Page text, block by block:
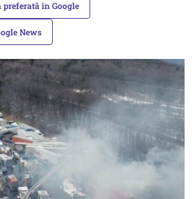
preferată în Google
News